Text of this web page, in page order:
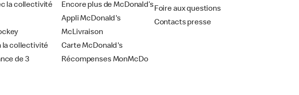
la collectivité
la collectivité
de 3
Encore plus de McDonald’s
Appli McDonald's
McLivraison
Carte McDonald's
Récompenses MonMcDo
Foire aux questions
Contacts presse